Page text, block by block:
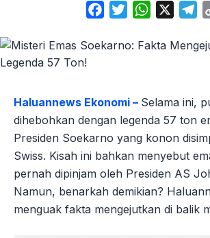
FacebookTwitterWhatsApp
Haluannews Ekonomi – Selama ini,
dihebohkan dengan legenda 57 ton
Presiden Soekarno yang konon
Swiss. Kisah ini bahkan menyebut
pernah dipinjam oleh Presiden AS
Namun, benarkah demikian?
menguak fakta mengejutkan di balik